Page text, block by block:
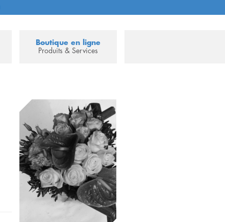
Boutique en ligne
Produits & Services